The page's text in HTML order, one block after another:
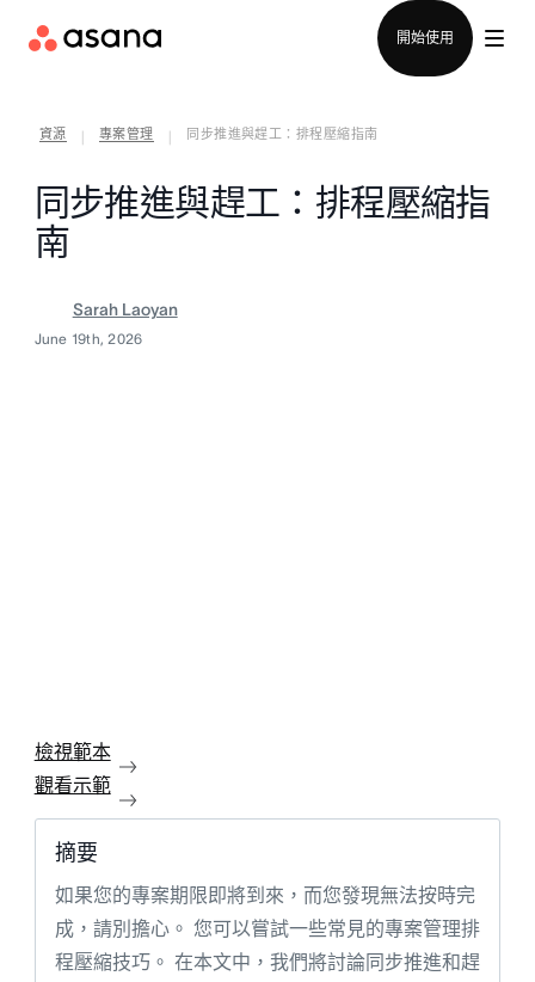
開始使用
資源 專案管理 同步推進與趕工：排程壓縮指南
同步推進與趕工：排程壓縮指
南
Sarah Laoyan
June 19th, 2026
檢視範本
觀看示範
摘要
如果您的專案期限即將到來，而您發現無法按時完
成，請別擔心。 您可以嘗試一些常見的專案管理排
程壓縮技巧。 在本文中，我們將討論同步推進和趕